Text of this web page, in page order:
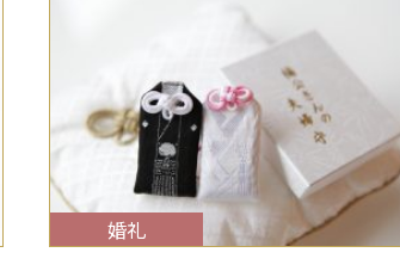
$target_date
婚礼